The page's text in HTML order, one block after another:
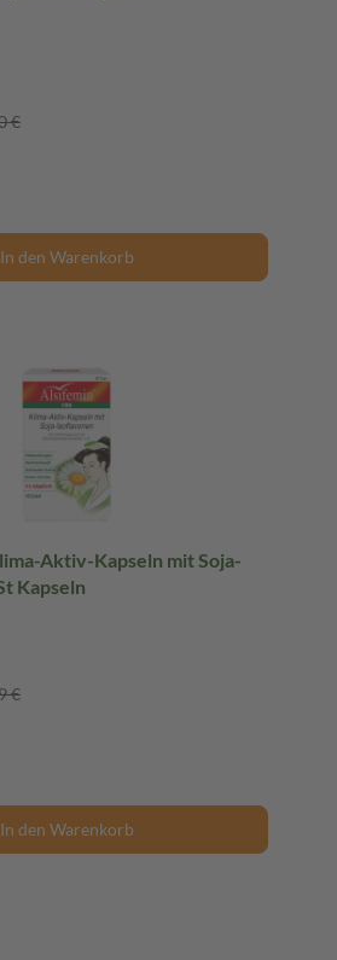
€
In den Warenkorb
Aktiv-Kapseln mit Soja-
Kapseln
€
In den Warenkorb